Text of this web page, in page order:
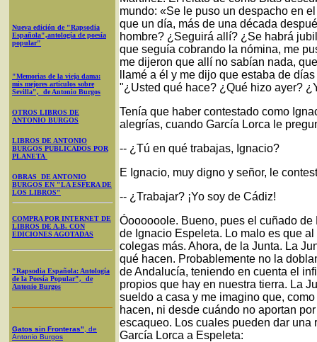
Nueva edición de "Rapsodia
Española",antología de poesía
popular"
"Memorias de la vieja dama:
mis mejores artículos sobre
Sevilla", de Antonio Burgos
OTROS LIBROS DE
ANTONIO BURGOS
LIBROS DE ANTONIO
BURGOS PUBLICADOS POR
PLANETA
OBRAS DE ANTONIO
BURGOS EN "LA ESFERA DE
LOS LIBROS"
COMPRA POR INTERNET DE
LIBROS DE A.B. CON
EDICIONES AGOTADAS
"Rapsodia Española: Antología
de la Poesía Popular", de
Antonio Burgos
Gatos sin Fronteras" , de
Antonio Burgos
mundo: «Se le puso un despacho en
que un día, más de una década
hombre? ¿Seguirá allí? ¿Se habrá
que seguía cobrando la nómina, me
me dijeron que allí no sabían nada,
llamé a él y me dijo que estaba de
"¿Usted qué hace? ¿Qué hizo ayer?
Tenía que haber contestado como
alegrías, cuando García Lorca le
-- ¿Tú en qué trabajas, Ignacio?
E Ignacio, muy digno y señor, le
-- ¿Trabajar? ¡Yo soy de Cádiz!
Óoooooole. Bueno, pues el cuñado
de Ignacio Espeleta. Lo malo es que
colegas más. Ahora, de la Junta. La
qué hacen. Probablemente no la
de Andalucía, teniendo en cuenta el
propios que hay en nuestra tierra. La
sueldo a casa y me imagino que,
hacen, ni desde cuándo no aportan
escaqueo. Los cuales pueden dar
García Lorca a Espeleta: